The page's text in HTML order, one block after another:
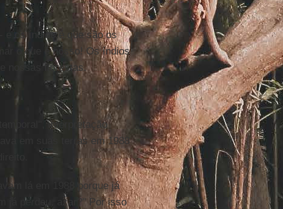
- e os índios é que são os
o que é nosso! Os índios
nossas florestas.
interpretação
em suas terras em 1988
lá em 1988 porque já
já perdeu, azar?" Por isso